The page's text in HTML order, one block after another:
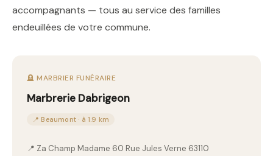
accompagnants — tous au service des familles
endeuillées de votre commune.
🪦 MARBRIER FUNÉRAIRE
Marbrerie Dabrigeon
📍 Beaumont · à 1.9 km
📍 Za Champ Madame 60 Rue Jules Verne 63110